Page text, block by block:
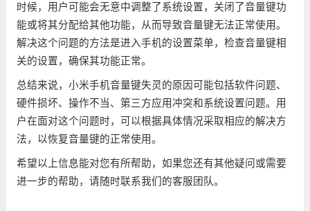
时候，用户可能会无意中调整了系统设置，关闭了音量键功
能或将其分配给其他功能，从而导致音量键无法正常使用。
解决这个问题的方法是进入手机的设置菜单，检查音量键相
关的设置，确保其功能正常。
总结来说，小米手机音量键失灵的原因可能包括软件问题、
硬件损坏、操作不当、第三方应用冲突和系统设置问题。用
户在面对这个问题时，可以根据具体情况采取相应的解决方
法，以恢复音量键的正常使用。
希望以上信息能对您有所帮助，如果您还有其他疑问或需要
进一步的帮助，请随时联系我们的客服团队。